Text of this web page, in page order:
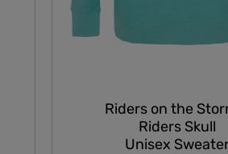
Riders on the
Riders Skull
Unisex